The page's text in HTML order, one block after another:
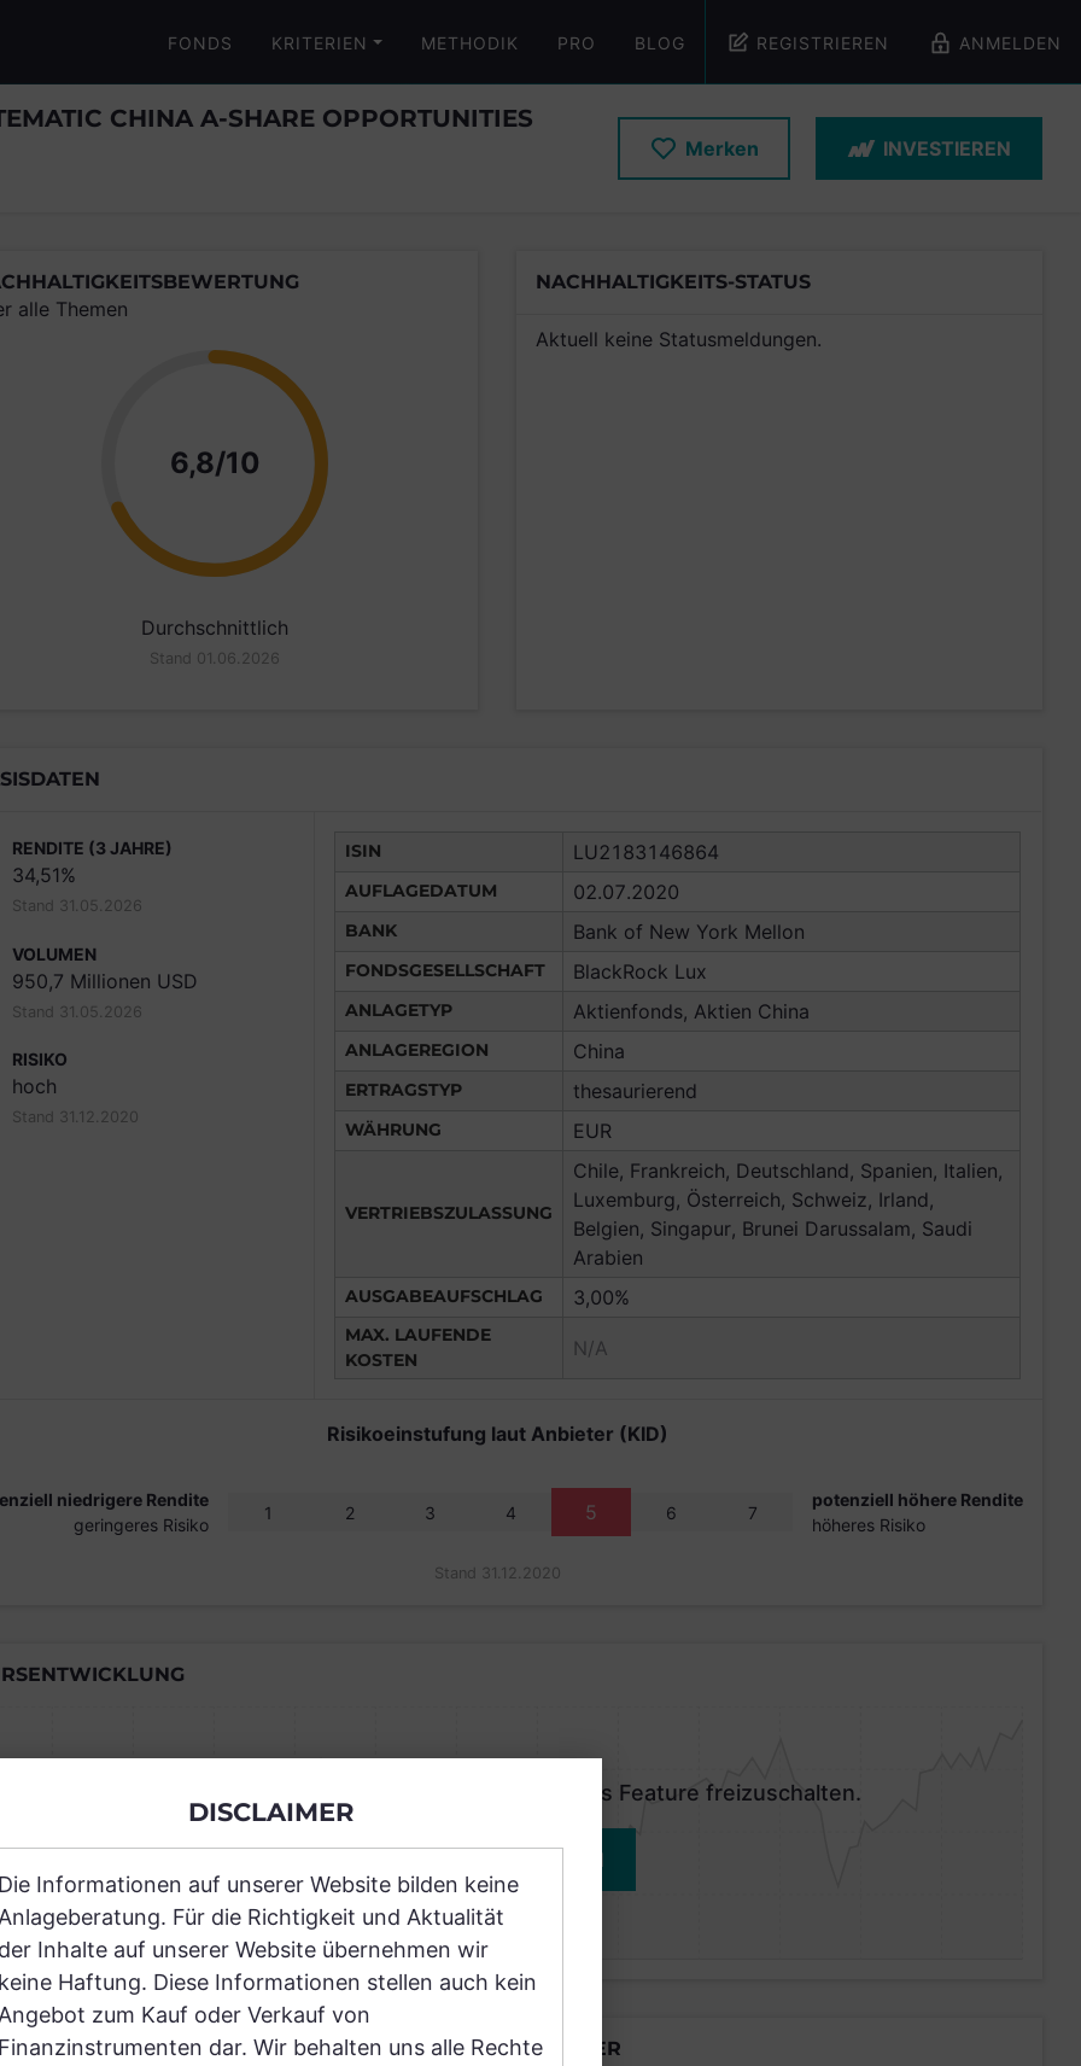
FONDS KRITERIEN METHODIK PRO BLOG REGISTRIEREN ANMELDEN
CHINA A-SHARE OPPORTUNITIES
Merken INVESTIEREN
alle Themen
6,8/10 Punkte
Durchschnittlich
Stand 01.06.2026
NACHHALTIGKEITS-STATUS
Aktuell keine Statusmeldungen.
RENDITE (3 JAHRE)
34,51%
Stand 31.05.2026
VOLUMEN
950,7 Millionen USD
Stand 31.05.2026
RISIKO
hoch
Stand 31.12.2020
ISIN LU2183146864
AUFLAGEDATUM 02.07.2020
BANK Bank of New York Mellon
FONDSGESELLSCHAFT BlackRock Lux
ANLAGETYP Aktienfonds, Aktien China
ANLAGEREGION China
ERTRAGSTYP thesaurierend
WÄHRUNG EUR
VERTRIEBSZULASSUNG
Chile, Frankreich, Deutschland, Spanien, Italien,
Luxemburg, Österreich, Schweiz, Irland,
Belgien, Singapur, Brunei Darussalam, Saudi
Arabien
AUSGABEAUFSCHLAG 3,00%
MAX. LAUFENDE
KOSTEN
N/A
Risikoeinstufung laut Anbieter (KID)
niedrigere Rendite
geringeres Risiko
1 2 3 4 5 6 7
potenziell höhere Rendite
höheres Risiko
Stand 31.12.2020
Einfach und kostenlos registrieren, um dieses Feature freizuschalten.
JETZT ANMELDEN
LÄNDER
DISCLAIMER
Die Informationen auf unserer Website bilden keine
Anlageberatung. Für die Richtigkeit und Aktualität
der Inhalte auf unserer Website übernehmen wir
keine Haftung. Diese Informationen stellen auch kein
Angebot zum Kauf oder Verkauf von
Finanzinstrumenten dar. Wir behalten uns alle Rechte